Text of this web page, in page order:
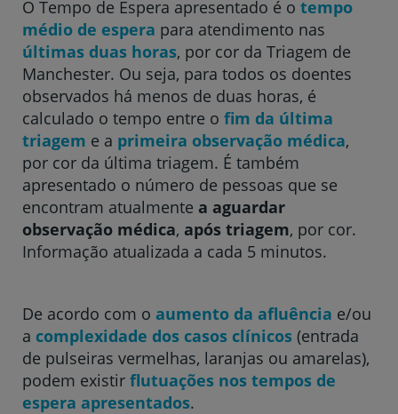
Hospital CUF Descobertas - Lisboa
Hospital CUF Faro
Clínica CUF Funchal
Clínica CUF Guia - AlgarveShopping
Hospital CUF Madeira
O Tempo de Espera apresentado é o tempo
médio de espera para atendimento nas
últimas duas horas, por cor da Triagem de
Manchester. Ou seja, para todos os doentes
observados há menos de duas horas, é
calculado o tempo entre o fim da última
triagem e a primeira observação médica,
por cor da última triagem. É também
apresentado o número de pessoas que se
encontram atualmente a aguardar
observação médica, após triagem, por cor.
Informação atualizada a cada 5 minutos.
De acordo com o aumento da afluência e/ou
a complexidade dos casos clínicos (entrada
de pulseiras vermelhas, laranjas ou amarelas),
podem existir flutuações nos tempos de
espera apresentados.